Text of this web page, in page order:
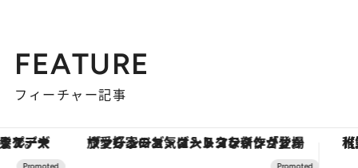
FEATURE
フィーチャー記事
ヴァシュロン・コンスタンタン「オーヴァーシーズ・オートマティック」。旅愛好家のお気に入りコレクションから、ジェンダーレスな新作が登場 【夏限定ディナーコース】旬を